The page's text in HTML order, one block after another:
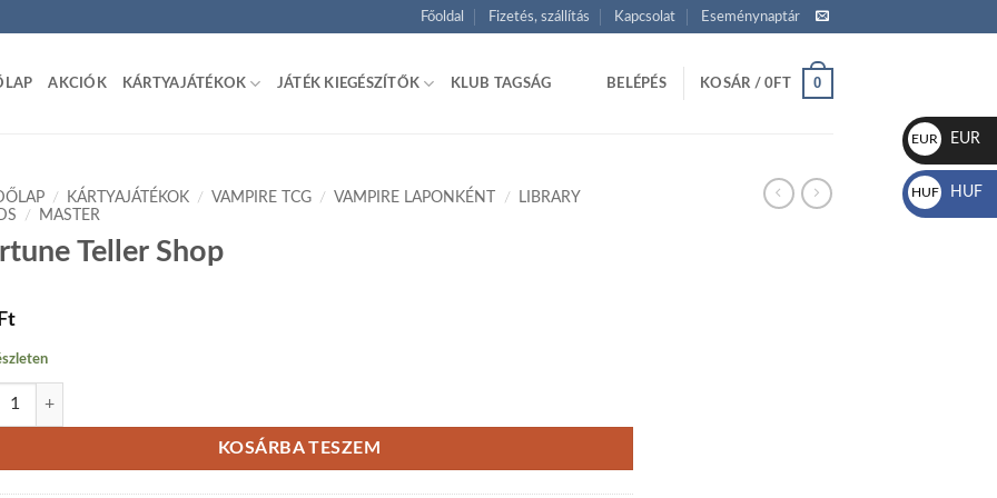
Főoldal Fizetés, szállítás Kapcsolat Eseménynaptár
AKCIÓK KÁRTYAJÁTÉKOK JÁTÉK KIEGÉSZÍTŐK KLUB TAGSÁG BELÉPÉS KOSÁR /0FT 0
/ KÁRTYAJÁTÉKOK / VAMPIRE TCG / VAMPIRE LAPONKÉNT /
LIBRARY
/ MASTER
Teller Shop
Ft
Teller Shop mennyiség
KOSÁRBA TESZEM
EUR
€
EUR
HUF
Ft
HUF